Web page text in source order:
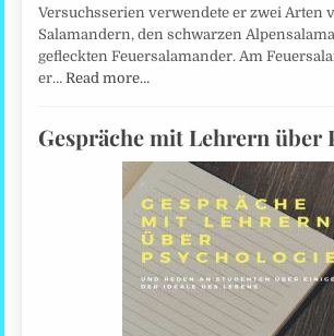
Versuchsserien verwendete er zwei Arten
Salamandern, den schwarzen
gefleckten Feuersalamander. Am
er…Read more…
Gespräche mit Lehrern über